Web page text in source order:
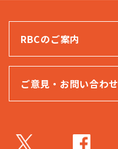
RBCのご案内
ご意見・お問い合わせ